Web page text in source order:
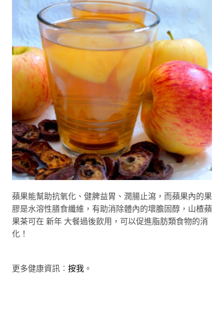
蘋果能幫助抗氧化、健脾益胃、潤腸止瀉，而蘋果內的果
膠是水溶性膳食纖維，有助消除體內的壞膽固醇，山楂蘋
果茶可在 新年 大餐過後飲用，可以促進脂肪類食物的消
化！
更多健康資訊︰ 按我 。